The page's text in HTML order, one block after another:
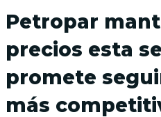
Petropar
precios esta
promete
más